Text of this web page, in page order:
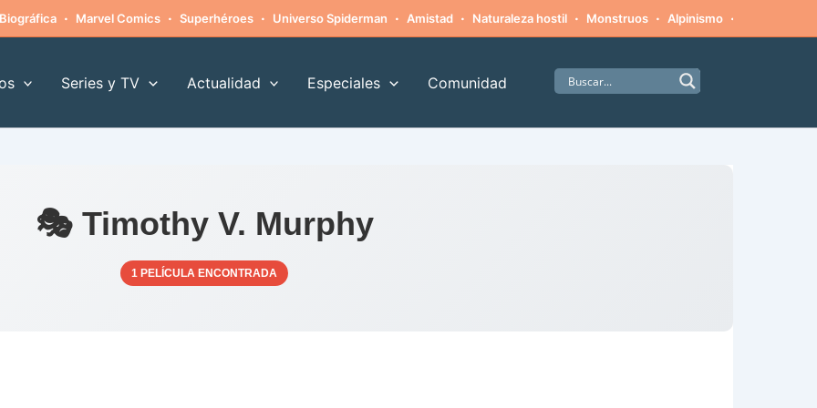
Biográfica · Marvel Comics · Superhéroes · Universo Spiderman · Amistad · Naturaleza hostil · Monstruos · Alpinismo ·
Series y TV Actualidad Especiales Comunidad
🎭 Timothy V. Murphy
1 PELÍCULA ENCONTRADA